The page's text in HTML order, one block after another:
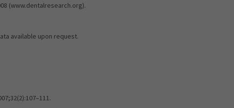
(www.dentalresearch.org).
available upon request.